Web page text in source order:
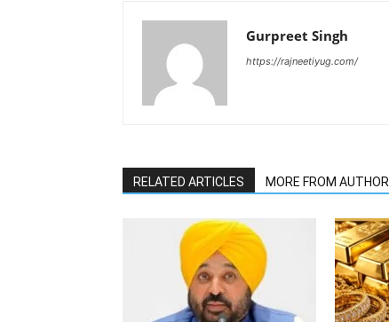
Gurpreet Singh
https://rajneetiyug.com/
RELATED ARTICLES MORE FROM AUTHOR